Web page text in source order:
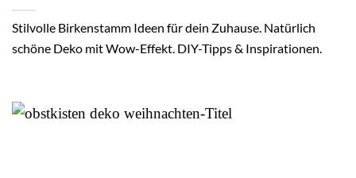
Stilvolle Birkenstamm Ideen für dein Zuhause. Natürlich
schöne Deko mit Wow-Effekt. DIY-Tipps & Inspirationen.